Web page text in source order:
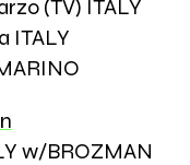
(TV) ITALY
ITALY
w/BROZMAN